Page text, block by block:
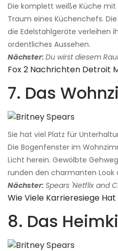
Die komplett weiße Küche mit
Traum eines Küchenchefs.
die Edelstahlgeräte verleihen
ordentliches Aussehen.
Nächster: Du wirst diesem
Fox 2 Nachrichten Detroit
7. Das
Sie hat viel Platz für
Die Bogenfenster im
Licht herein. Gewölbte
runden den charmanten Look
Nächster: Spears 'Netflix and
Wie Viele Karrieresiege
8. Das